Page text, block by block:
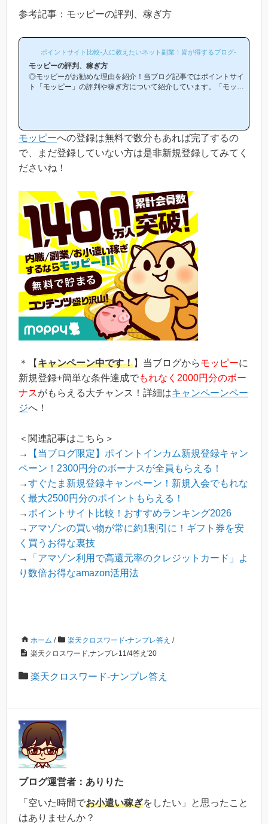
参考記事：モッピーの評判、稼ぎ方
ポイントサイト比較-人に教えたいネット副業！皆が得するブログ-
モッピーの評判、稼ぎ方
◎モッピーがお勧めな理由を紹介！当ブログ記事ではポイントサイ
ト「モッピー」の評判や稼ぎ方について紹介しています。「モッピ
サイトに新規登録された方は1万人以上もおられます！)モッピーは
初心者の方でも稼ぎやすく、当ブログでもおすすめ第1位のポイン
トサイトです！当ペ...
モッピーへの登録は無料で数分もあれば完了するの
で、まだ登録していない方は是非新規登録してみてく
ださいね！
＊【キャンペーン中です！】当ブログからモッピーに
新規登録+簡単な条件達成でもれなく2000円分のボー
ナスがもらえる大チャンス！詳細はキャンペーンペー
ジへ！
＜関連記事はこちら＞
→
【当ブログ限定】ポイントインカム新規登録キャン
ペーン！2300円分のボーナスが全員もらえる！
→すぐたま新規登録キャンペーン！新規入会でもれな
く最大2500円分のポイントもらえる！
→ ポイントサイト比較！おすすめランキング2026
→ アマゾンの買い物が常に約1割引に！ギフト券を安
く買うお得な裏技
→
「アマゾン利用で高還元率のクレジットカード」よ
り数倍お得なamazon活用法
ホーム / 楽天クロスワード-ナンプレ答え /
楽天クロスワード,ナンプレ11/4答え'20
楽天クロスワード-ナンプレ答え
ブログ運営者：ありりた
「空いた時間でお小遣い稼ぎをしたい」と思ったこと
はありませんか？